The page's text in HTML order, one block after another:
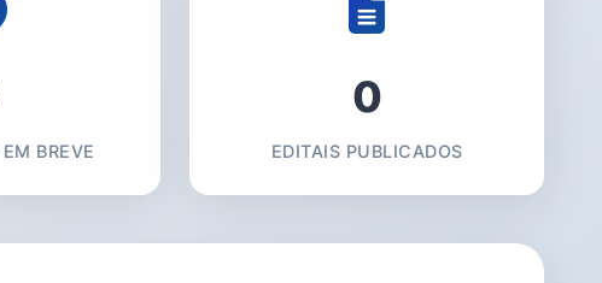
BREVE
0
EDITAIS PUBLICADOS